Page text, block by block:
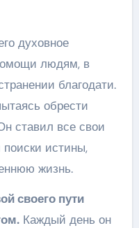
духовное
людям, в
благодати.
обрести
ставил все свои
истины,
жизнь.
своего пути
Каждый день он